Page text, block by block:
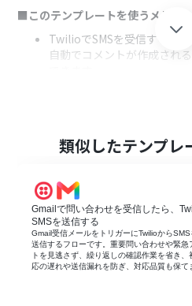
■このテンプレートを使うメリット
TwilioでSMSを受信すると
自動でコメントが作成され
■フローボットの流れ
次に、トリガーでTwilioを選
というアクションを設定しま
次に、オペレーションでAI
データを抽出する」アクシ
要な情報を抽出します。
最後に、オペレーションで
コメントを追加」アクショ
類似したテンプレ
Gmailで問い合わせを受信したら、
SMSを送信する
Gmail受信メールをトリガーにTwilioから
送信するフローです。重要問い合わせや緊急
トを見逃さず、繰り返しの確認作業を省き、
応の遅れや送信漏れを防ぎ、対応品質も保て